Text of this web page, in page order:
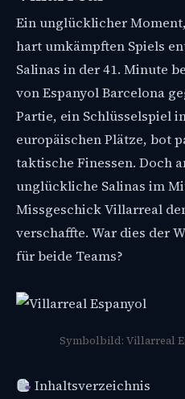
Ein unglücklicher
hart umkämpften Spiels
Salinas in der 41. Minute
von Espanyol Barcelona
Partie, ein Schlüsselspiel
europäischen Plätze, bot
taktische Finessen. Doch
unglückliche Salinas im
Missgeschick Villarreal
verschaffte. War dies der
für beide Teams?
Symbolbild: Villarreal
Inhaltsverzeichnis